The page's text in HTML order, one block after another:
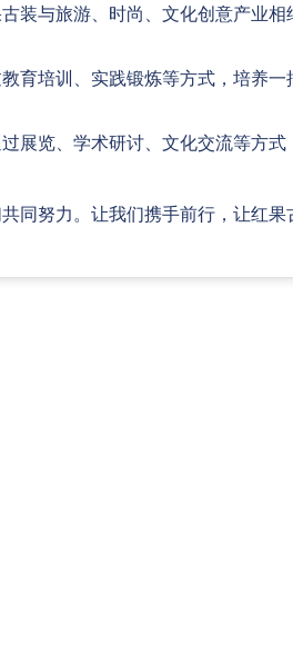
古装与旅游、时尚、文化创意产业
教育培训、实践锻炼等方式，培养
展览、学术研讨、文化交流等方式
同努力。让我们携手前行，让红